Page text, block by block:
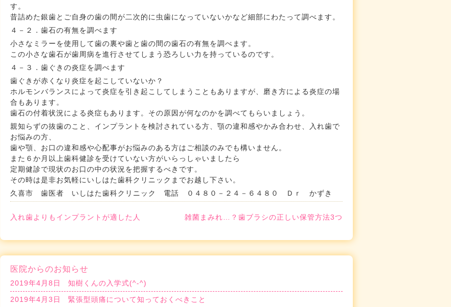
す。
昔詰めた銀歯とご自身の歯の間が二次的に虫歯になっていないかなど細部にわたって調べます。
４－２．歯石の有無を調べます
小さなミラーを使用して歯の裏や歯と歯の間の歯石の有無を調べます。
この小さな歯石が歯周病を進行させてしまう恐ろしい力を持っているのです。
４－３．歯ぐきの炎症を調べます
歯ぐきが赤くなり炎症を起こしていないか？
ホルモンバランスによって炎症を引き起こしてしまうこともありますが、磨き方による炎症の場
合もあります。
歯石の付着状況による炎症もあります。その原因が何なのかを調べてもらいましょう。
親知らずの抜歯のこと、インプラントを検討されている方、顎の違和感やかみ合わせ、入れ歯で
お悩みの方、
歯や顎、お口の違和感や心配事がお悩みのある方はご相談のみでも構いません。
また６か月以上歯科健診を受けていない方がいらっしゃいましたら
定期健診で現状のお口の中の状況を把握するべきです。
その時は是非お気軽にいしはた歯科クリニックまでお越し下さい。
久喜市 歯医者 いしはた歯科クリニック 電話 ０４８０－２４－６４８０ Ｄｒ かずき
入れ歯よりもインプラントが適した人 雑菌まみれ…？歯ブラシの正しい保管方法3つ
医院からのお知らせ
2019年4月8日
知樹くんの入学式(^-^)
2019年4月3日
緊張型頭痛について知っておくべきこと